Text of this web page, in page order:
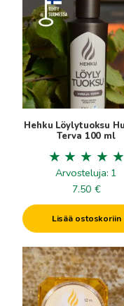
Hehku Löylytuoksu
Terva 100 ml
Arvosteluja: 1
7.50 €
Lisää ostoskoriin